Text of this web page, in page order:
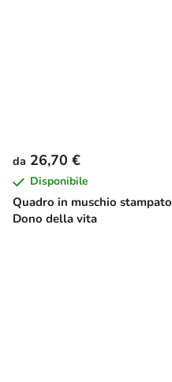
Quadro in muschio stampato
Dono della vita
da 26,70 €
Disponibile